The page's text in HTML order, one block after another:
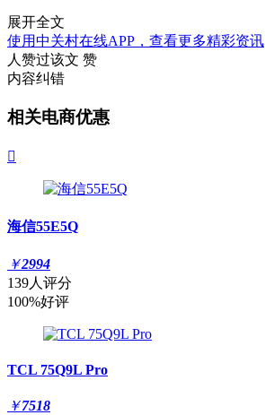
展开全文
使用中关村在线APP，查看更多精彩资讯
人赞过该文 赞
内容纠错
相关电商优惠

海信55E5Q
￥2994
139人评分
100%好评
TCL 75Q9L Pro
￥7518